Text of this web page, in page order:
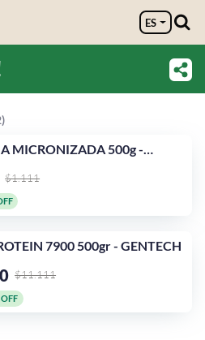
ES
MICRONIZADA 500g -
$1.111
7900 500gr - GENTECH
$11.111